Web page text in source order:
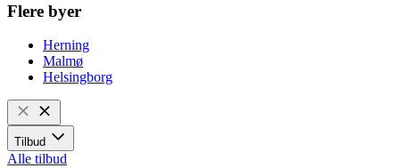
Flere byer
Herning
Malmø
Helsingborg
Tilbud
Alle tilbud